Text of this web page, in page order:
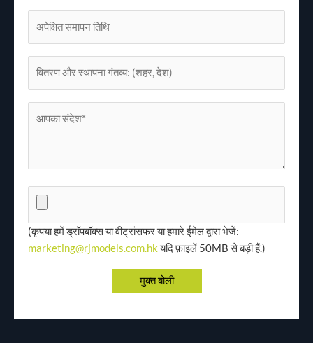
(कृपया हमें ड्रॉपबॉक्स या वीट्रांसफर या हमारे ईमेल द्वारा भेजें:
marketing@rjmodels.com.hkयदि फ़ाइलें 50MB से बड़ी हैं.)